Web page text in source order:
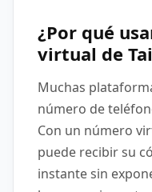
¿Por qué
virtual de
Muchas
número de
Con un número
puede recibir su
instante sin